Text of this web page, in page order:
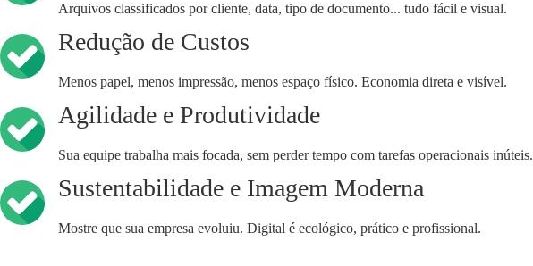
Arquivos classificados por cliente, data, tipo de documento... tudo fácil e visual.
Redução de Custos
Menos papel, menos impressão, menos espaço físico. Economia direta e visível.
Agilidade e Produtividade
Sua equipe trabalha mais focada, sem perder tempo com tarefas operacionais inúteis.
Sustentabilidade e Imagem Moderna
Mostre que sua empresa evoluiu. Digital é ecológico, prático e profissional.